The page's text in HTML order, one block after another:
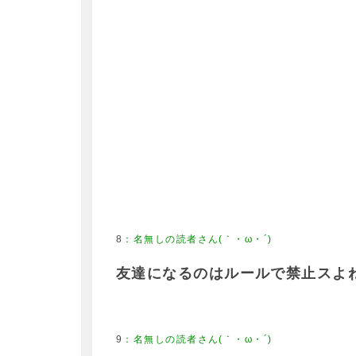
8 ： 名無しの読者さん(｀・ω・´)
友達になるのはルールで禁止スよ
9 ： 名無しの読者さん(｀・ω・´)